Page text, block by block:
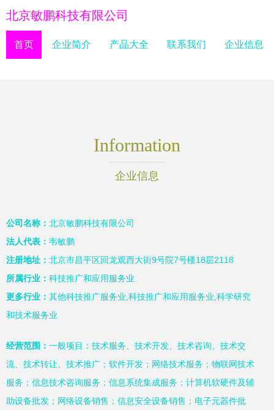
北京敏鹏科技有限公司
首页 企业简介 产品大全 联系我们 企业信息
Information
企业信息
公司名称： 北京敏鹏科技有限公司
法人代表： 韦敏鹏
注册地址： 北京市昌平区回龙观西大街9号院7号楼18层2118
所属行业： 科技推广和应用服务业
更多行业： 其他科技推广服务业,科技推广和应用服务业,科学研究
和技术服务业
经营范围： 一般项目：技术服务、技术开发、技术咨询、技术交
流、技术转让、技术推广；软件开发；网络技术服务；物联网技术
服务；信息技术咨询服务；信息系统集成服务；计算机软硬件及辅
助设备批发；网络设备销售；信息安全设备销售；电子元器件批